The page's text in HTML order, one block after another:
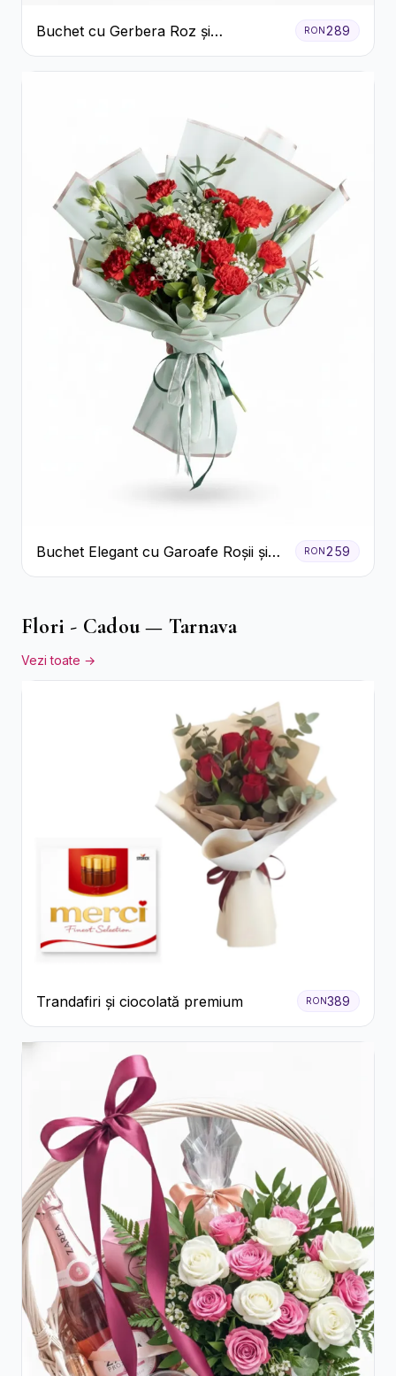
Buchet cu Gerbera Roz și
Crizanteme Verzi
RON 289
Buchet Elegant cu Garoafe Roșii și
Floarea Miresei
RON259
Flori - Cadou — Tarnava
Vezi toate →
Trandafiri și ciocolată premium RON389